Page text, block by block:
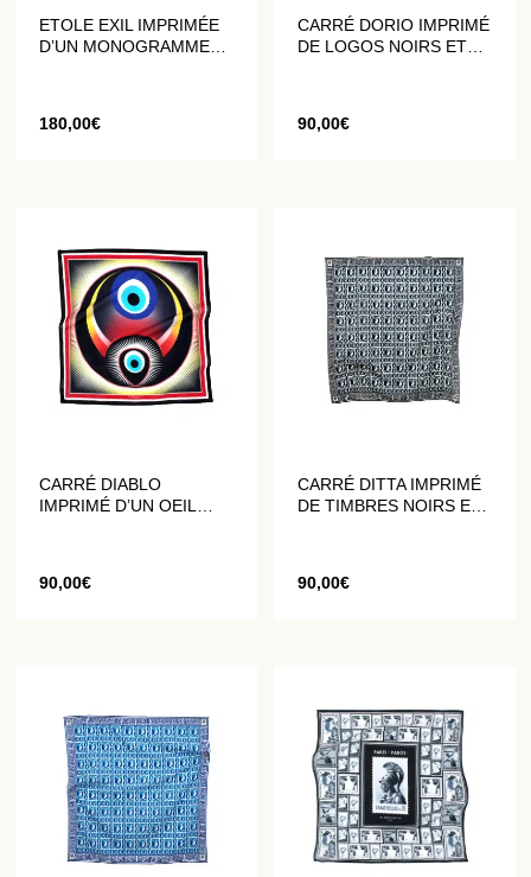
ETOLE EXIL IMPRIMÉE
D’UN MONOGRAMME
180,00€
CARRÉ DORIO IMPRIMÉ
DE LOGOS NOIRS ET
90,00€
CARRÉ DIABLO
IMPRIMÉ D’UN OEIL
90,00€
CARRÉ DITTA IMPRIMÉ
DE TIMBRES NOIRS ET
90,00€